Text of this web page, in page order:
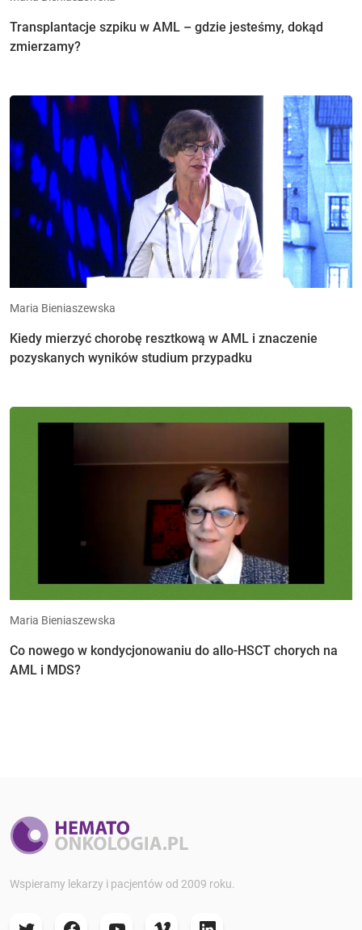
Transplantacje szpiku w AML – gdzie jesteśmy, dokąd
zmierzamy?
Maria Bieniaszewska
Kiedy mierzyć chorobę resztkową w AML i znaczenie
pozyskanych wyników studium przypadku
Maria Bieniaszewska
Co nowego w kondycjonowaniu do allo-HSCT chorych na
AML i MDS?
Wspieramy lekarzy i pacjentów od 2009 roku.